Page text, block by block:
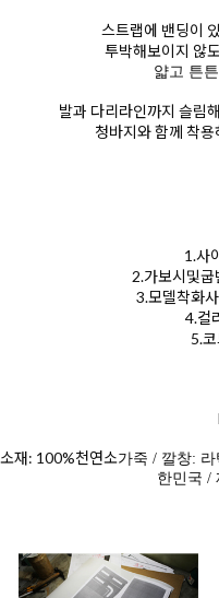
스트랩에 밴딩이
투박해보이지 않
얇고 튼
발과 다리라인까지 슬림
청바지와 함께 착
1.사
2.가보시및
3.모델착화
4.컬
5.
소재: 100%천연소가죽 / 깔창:
한민국 /